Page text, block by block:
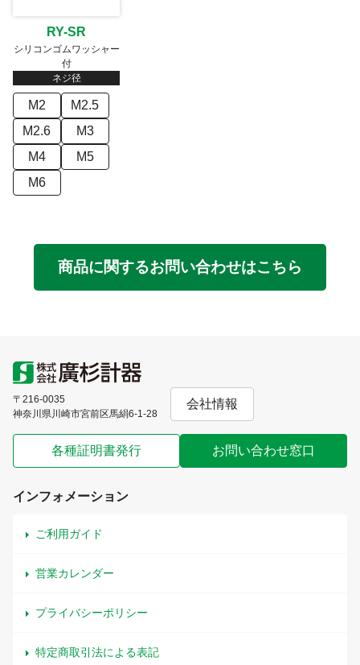
RY-SR
シリコンゴムワッシャー
付
ネジ径
M2
M2.5
M2.6
M3
M4
M5
M6
商品に関するお問い合わせはこちら
〒216-0035
神奈川県川崎市宮前区馬絹6-1-28
会社情報
各種証明書発行 お問い合わせ窓口
インフォメーション
ご利用ガイド
営業カレンダー
プライバシーポリシー
特定商取引法による表記